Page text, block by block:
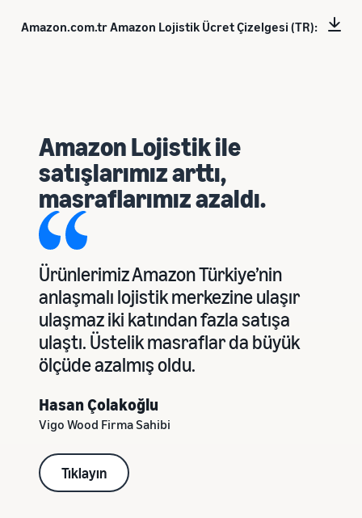
Amazon.com.tr Amazon Lojistik Ücret Çizelgesi (TR):
Amazon Lojistik ile
satışlarımız arttı,
masraflarımız azaldı.
Ürünlerimiz Amazon Türkiye’nin
anlaşmalı lojistik merkezine ulaşır
ulaşmaz iki katından fazla satışa
ulaştı. Üstelik masraflar da büyük
ölçüde azalmış oldu.
Hasan Çolakoğlu
Vigo Wood Firma Sahibi
Tıklayın